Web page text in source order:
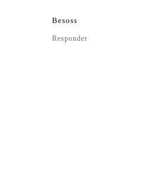
Besoss
Responder